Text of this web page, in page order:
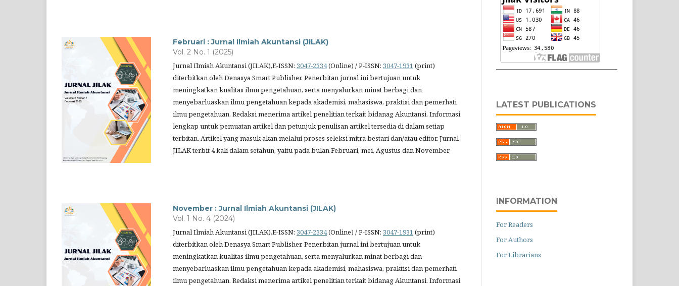
Februari : Jurnal Ilmiah Akuntansi (JILAK)
Vol. 2 No. 1 (2025)
Jurnal Ilmiah Akuntansi (JILAK),E-ISSN:3047-2334(Online) / P-ISSN:3047-1931 (print)
diterbitkan oleh Denasya Smart Publisher. Penerbitan jurnal ini bertujuan untuk
meningkatkan kualitas ilmu pengetahuan, serta menyalurkan minat berbagi dan
menyebarluaskan ilmu pengetahuan kepada akademisi, mahasiswa, praktisi dan pemerhati
ilmu pengetahuan. Redaksi menerima artikel penelitian terkait bidanag Akuntansi. Informasi
lengkap untuk pemuatan artikel dan petunjuk penulisan artikel tersedia di dalam setiap
terbitan. Artikel yang masuk akan melalui proses seleksi mitra bestari dan/atau editor. Jurnal
JILAK terbit 4 kali dalam setahun, yaitu pada bulan Februari, mei, Agustus dan November
November : Jurnal Ilmiah Akuntansi (JILAK)
Vol. 1 No. 4 (2024)
Jurnal Ilmiah Akuntansi (JILAK),E-ISSN:3047-2334(Online) / P-ISSN:3047-1931 (print)
diterbitkan oleh Denasya Smart Publisher. Penerbitan jurnal ini bertujuan untuk
meningkatkan kualitas ilmu pengetahuan, serta menyalurkan minat berbagi dan
menyebarluaskan ilmu pengetahuan kepada akademisi, mahasiswa, praktisi dan pemerhati
ilmu pengetahuan. Redaksi menerima artikel penelitian terkait bidanag Akuntansi. Informasi
LATEST PUBLICATIONS
INFORMATION
For Readers
For Authors
For Librarians